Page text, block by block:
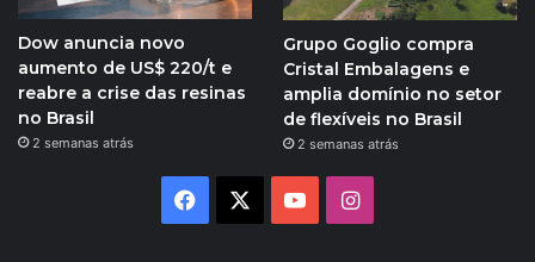
Dow anuncia novo
aumento de US$ 220/t e
reabre a crise das resinas
no Brasil
2 semanas atrás
Grupo Goglio compra
Cristal Embalagens e
amplia domínio no setor
de flexíveis no Brasil
2 semanas atrás
Facebook YouTubeInstagram